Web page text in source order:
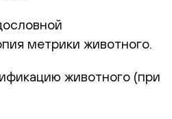
метрики животного.
животного (при